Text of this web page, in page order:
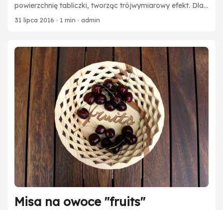
powierzchnię tabliczki, tworząc trójwymiarowy efekt. Dla
podkreślenia efektu ptak został dodatkowo pomalowany
31 lipca 2016 · 1 min · admin
Misa na owoce "fruits"